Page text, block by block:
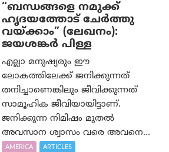
“ബന്ധങ്ങളെ നമുക്ക്
ഹൃദയത്തോട് ചേർത്തു
വയ്ക്കാം” (ലേഖനം):
ജയശങ്കര്‍ പിള്ള
എല്ലാ മനുഷ്യരും ഈ
ലോകത്തിലേക്ക് ജനിക്കുന്നത്
തനിച്ചാണെങ്കിലും ജീവിക്കുന്നത്
സാമൂഹിക ജീവിയായിട്ടാണ്.
ജനിക്കുന്ന നിമിഷം മുതൽ
അവസാന ശ്വാസം വരെ അവനെ...
AMERICA ARTICLES